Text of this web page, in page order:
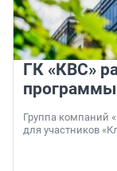
ГК «КВС»
программы
Группа компаний
для участников